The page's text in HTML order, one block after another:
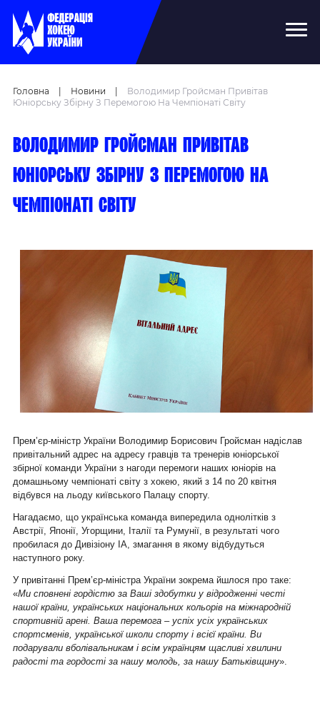
Головна Новини
Володимир Гройсман Привітав
Юніорську Збірну З Перемогою На Чемпіонаті Світу
Володимир Гройсман привітав
юніорську збірну з перемогою на
чемпіонаті світу
Прем’єр-міністр України Володимир Борисович Гройсман надіслав
привітальний адрес на адресу гравців та тренерів юніорської
збірної команди України з нагоди перемоги наших юніорів на
домашньому чемпіонаті світу з хокею, який з 14 по 20 квітня
відбувся на льоду київського Палацу спорту.
Нагадаємо, що українська команда випередила однолітків з
Австрії, Японії, Угорщини, Італії та Румунії, в результаті чого
пробилася до Дивізіону ІА, змагання в якому відбудуться
наступного року.
У привітанні Прем’єр-міністра України зокрема йшлося про таке:
«Ми сповнені гордістю за Ваші здобутки у відродженні честі
нашої країни, українських національних кольорів на міжнародній
спортивній арені. Ваша перемога – успіх усіх українських
спортсменів, української школи спорту і всієї країни. Ви
подарували вболівальникам і всім українцям щасливі хвилини
радості та гордості за нашу молодь, за нашу Батьківщину».